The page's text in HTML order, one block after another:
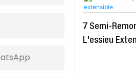
en
de
conteneurs
7 Semi-
L'essieu